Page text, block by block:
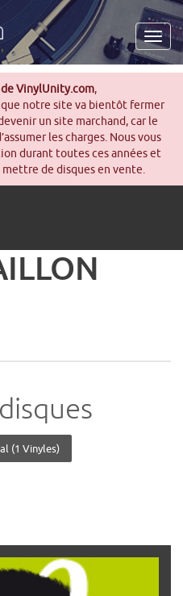
VinylUnity.com,
notre site va bientôt fermer
un site marchand, car le
les charges. Nous vous
durant toutes ces années et
de disques en vente.
(1 Vinyles)